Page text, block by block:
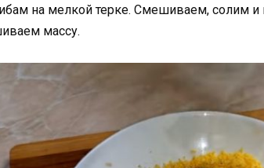
на мелкой терке. Смешиваем, солим
массу.